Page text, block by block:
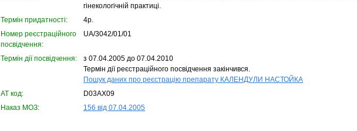
гінекологічній практиці.
Термін придатності:
4р.
Номер реєстраційного
посвідчення:
UA/3042/01/01
Термін дії посвідчення:
з 07.04.2005 до 07.04.2010
Термін дії реєстраційного посвідчення закінчився.
Пошук даних про реєстрацію препарату КАЛЕНДУЛИ НАСТОЙКА
АТ код:
D03AX09
Наказ МОЗ:
156 від 07.04.2005